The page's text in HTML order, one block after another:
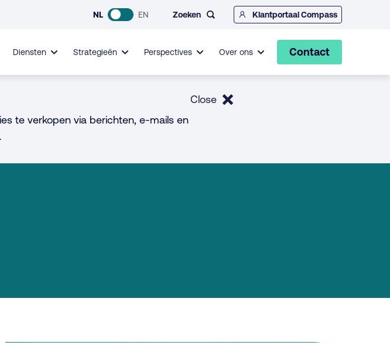
NL EN Zoeken Klantportaal Compass
Diensten Strategieën Perspectives Over ons Contact
te verkopen via berichten, e-mails en
Close